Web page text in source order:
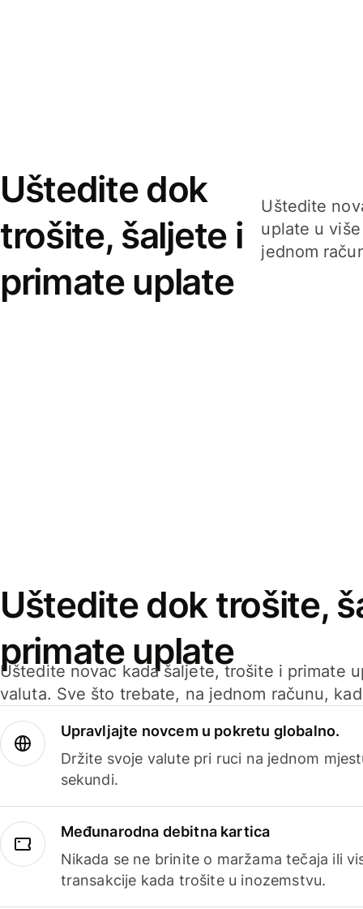
Uštedite dok
trošite, šaljete i
primate uplate
Uštedite
uplate u
jednom
Uštedite dok trošite,
primate uplate
Uštedite novac kada šaljete, trošite i primate
valuta. Sve što trebate, na jednom računu,
Upravljajte novcem u pokretu globalno.
Držite svoje valute pri ruci na jednom
sekundi.
Međunarodna debitna kartica
Nikada se ne brinite o maržama tečaja ili
transakcije kada trošite u inozemstvu.